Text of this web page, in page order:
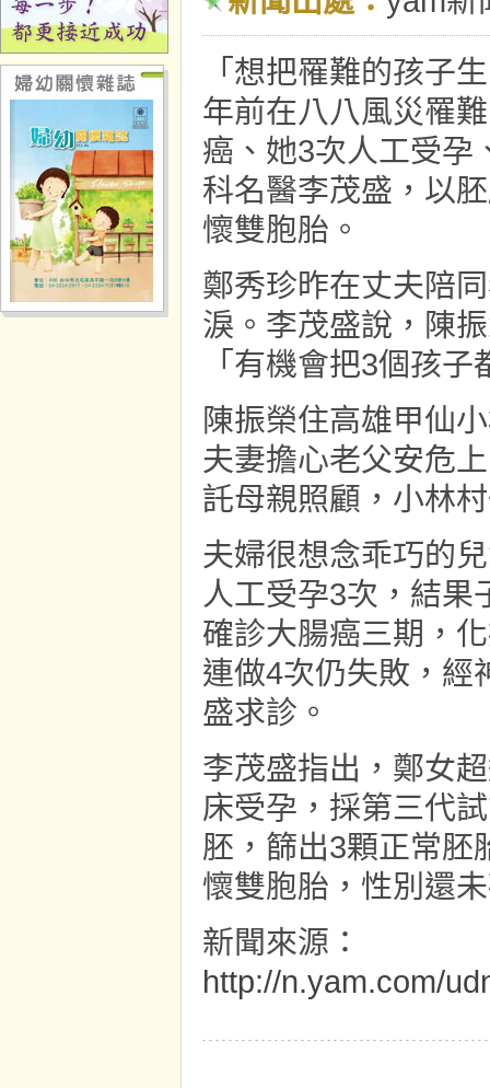
「想把罹難的孩子
年前在八八風災罹
癌、她3次人工受孕
科名醫李茂盛，以
懷雙胞胎。
鄭秀珍昨在丈夫陪
淚。李茂盛說，陳
「有機會把3個孩
陳振榮住高雄甲仙
夫妻擔心老父安危
託母親照顧，小林
夫婦很想念乖巧的
人工受孕3次，結果
確診大腸癌三期，
連做4次仍失敗，經
盛求診。
李茂盛指出，鄭女
床受孕，採第三代
胚，篩出3顆正常胚
懷雙胞胎，性別還
新聞來源：
http://n.yam.com/